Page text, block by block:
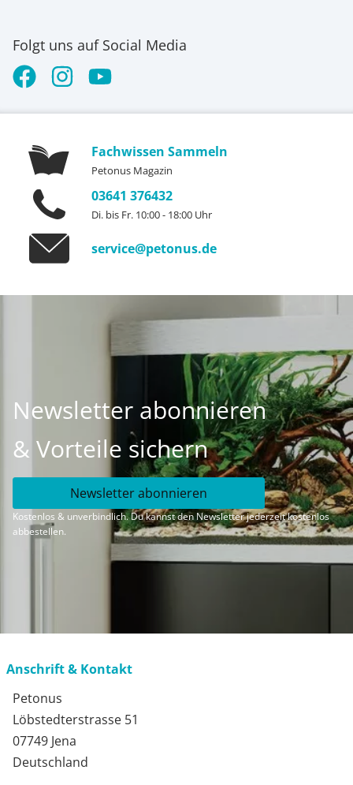
Folgt uns auf Social Media
Fachwissen Sammeln
Petonus Magazin
03641 376432
Di. bis Fr. 10:00 - 18:00 Uhr
service@petonus.de
Newsletter abonnieren
& Vorteile sichern
Newsletter abonnieren
Kostenlos & unverbindlich. Du kannst den Newsletter jederzeit kostenlos
abbestellen.
Anschrift & Kontakt
Petonus
Löbstedterstrasse 51
07749 Jena
Deutschland